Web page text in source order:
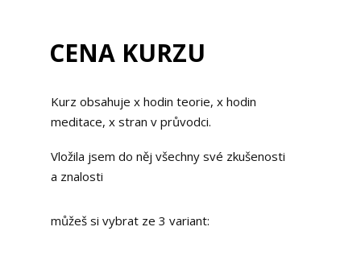
CENA KURZU
Kurz obsahuje x hodin teorie, x hodin
meditace, x stran v průvodci.
Vložila jsem do něj všechny své zkušenosti
a znalosti
můžeš si vybrat ze 3 variant: